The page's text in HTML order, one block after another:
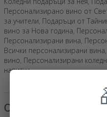
Персонализирано вино от
за учители, Подаръци от
вино за Нова година,
Персонализирани вина,
Всички персонализирани вина,
вино, Персонализирани
напитки.
Отзиви